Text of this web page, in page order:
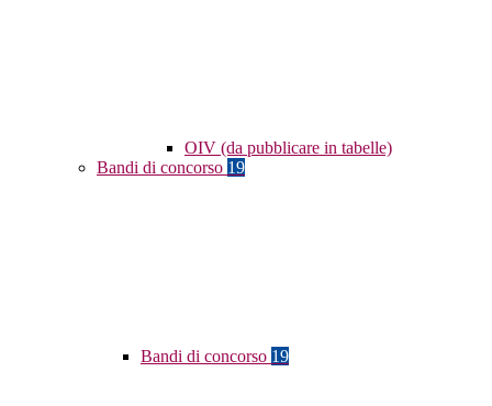
OIV (da pubblicare in tabelle)
Bandi di concorso 19
Bandi di concorso 19